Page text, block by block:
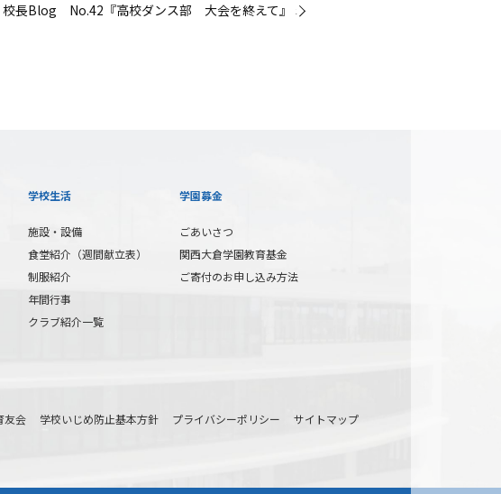
校長Blog No.42『高校ダンス部 大会を終えて』 »
学校生活
施設・設備
食堂紹介（週間献立表）
制服紹介
年間行事
クラブ紹介一覧
学園募金
ごあいさつ
関西大倉学園教育基金
ご寄付のお申し込み方法
友会 学校いじめ防止基本方針 プライバシーポリシー サイトマップ